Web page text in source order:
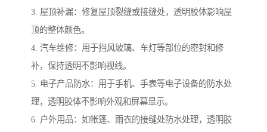
3. 屋顶补漏：修复屋顶裂缝或接缝处，透明胶体影响屋
顶的整体颜色。
4. 汽车维修：用于挡风玻璃、车灯等部位的密封和修
补，保持透明不影响视线。
5. 电子产品防水：用于手机、手表等电子设备的防水处
理，透明胶体不影响外观和屏幕显示。
6. 户外用品：如帐篷、雨衣的接缝处防水处理，透明胶